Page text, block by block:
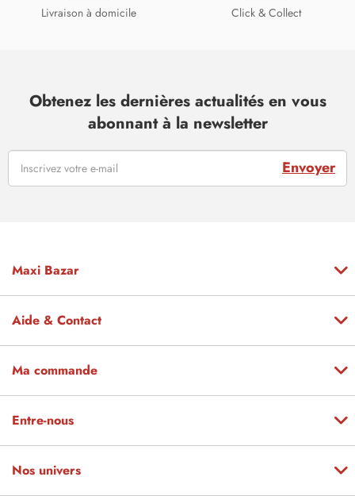
Livraison à domicile Click & Collect
Obtenez les dernières actualités en vous
abonnant à la newsletter
Envoyer
Maxi Bazar
Aide & Contact
Ma commande
Entre-nous
Nos univers